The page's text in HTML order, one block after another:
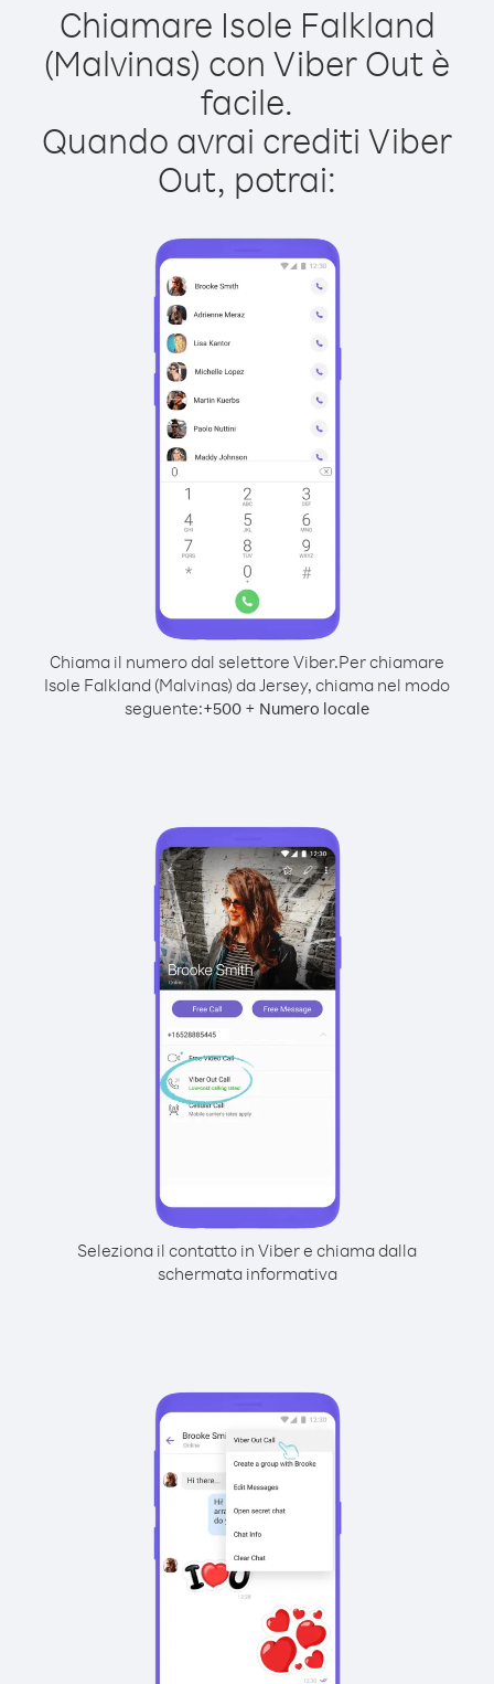
Chiamare Isole Falkland
(Malvinas) con Viber Out è
facile.
Quando avrai crediti Viber
Out, potrai:
Chiama il numero dal selettore Viber.Per chiamare
Isole Falkland (Malvinas) da Jersey, chiama nel modo
seguente:+500 + Numero locale
Seleziona il contatto in Viber e chiama dalla
schermata informativa